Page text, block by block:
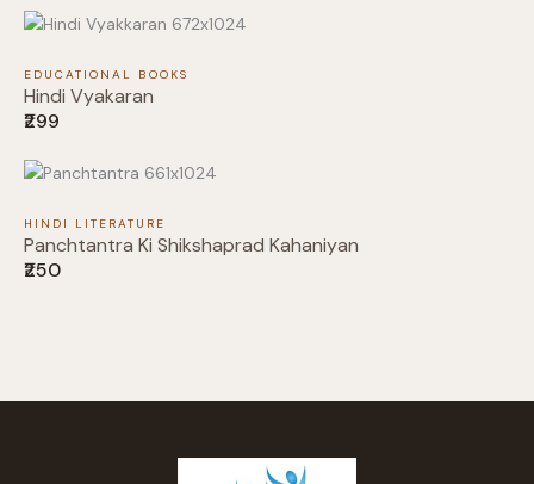
EDUCATIONAL BOOKS
Hindi Vyakaran
₹299
HINDI LITERATURE
Panchtantra Ki Shikshaprad Kahaniyan
₹250
store soon.